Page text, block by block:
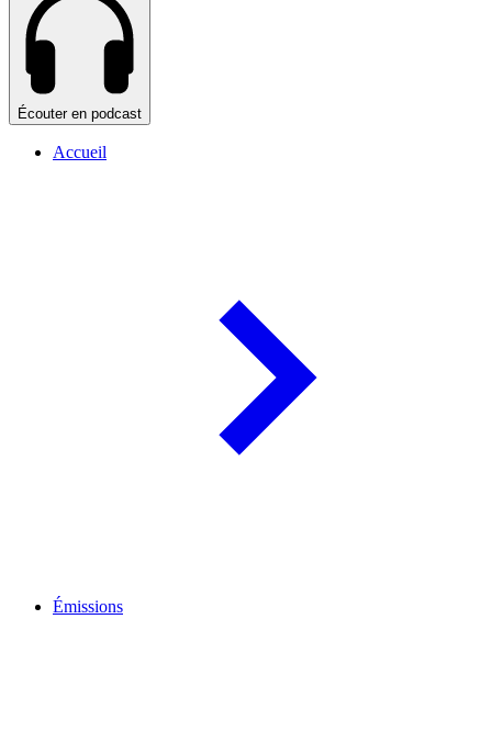
Écouter en podcast
Accueil
Émissions